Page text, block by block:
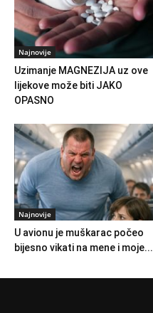
Najnovije
Uzimanje MAGNEZIJA uz ove
lijekove može biti JAKO
OPASNO
Najnovije
U avionu je muškarac počeo
bijesno vikati na mene i moje...